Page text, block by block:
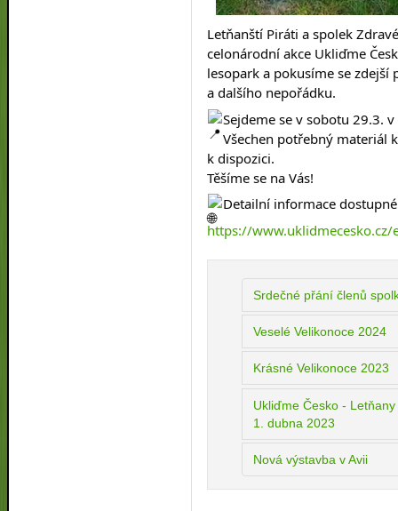
Letňanští Piráti a spolek
celonárodní akce Ukliďme
lesopark a pokusíme se
a dalšího nepořádku.
Sejdeme se v sobotu 29.3.
Všechen potřebný materiál
k dispozici.
Těšíme se na Vás!
Detailní informace
https://
Srdečné přání členů
Veselé Velikonoce 2024
Krásné Velikonoce 2023
Ukliďme Česko -
1. dubna 2023
Nová výstavba v Avii